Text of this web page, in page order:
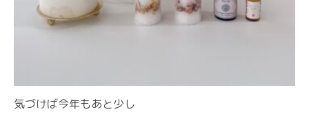
気づけば今年もあと少し